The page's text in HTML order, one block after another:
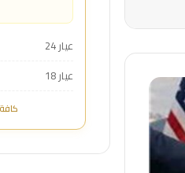
عيار 24
عيار 18